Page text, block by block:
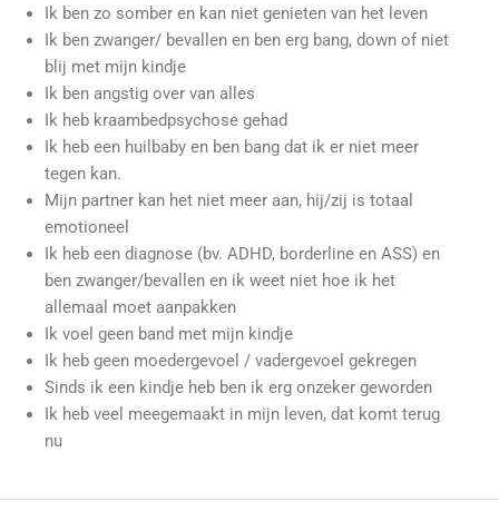
Ik ben zo somber en kan niet genieten van het leven
Ik ben zwanger/ bevallen en ben erg bang, down of niet
blij met mijn kindje
Ik ben angstig over van alles
Ik heb kraambedpsychose gehad
Ik heb een huilbaby en ben bang dat ik er niet meer
tegen kan.
Mijn partner kan het niet meer aan, hij/zij is totaal
emotioneel
Ik heb een diagnose (bv. ADHD, borderline en ASS) en
ben zwanger/bevallen en ik weet niet hoe ik het
allemaal moet aanpakken
Ik voel geen band met mijn kindje
Ik heb geen moedergevoel / vadergevoel gekregen
Sinds ik een kindje heb ben ik erg onzeker geworden
Ik heb veel meegemaakt in mijn leven, dat komt terug
nu